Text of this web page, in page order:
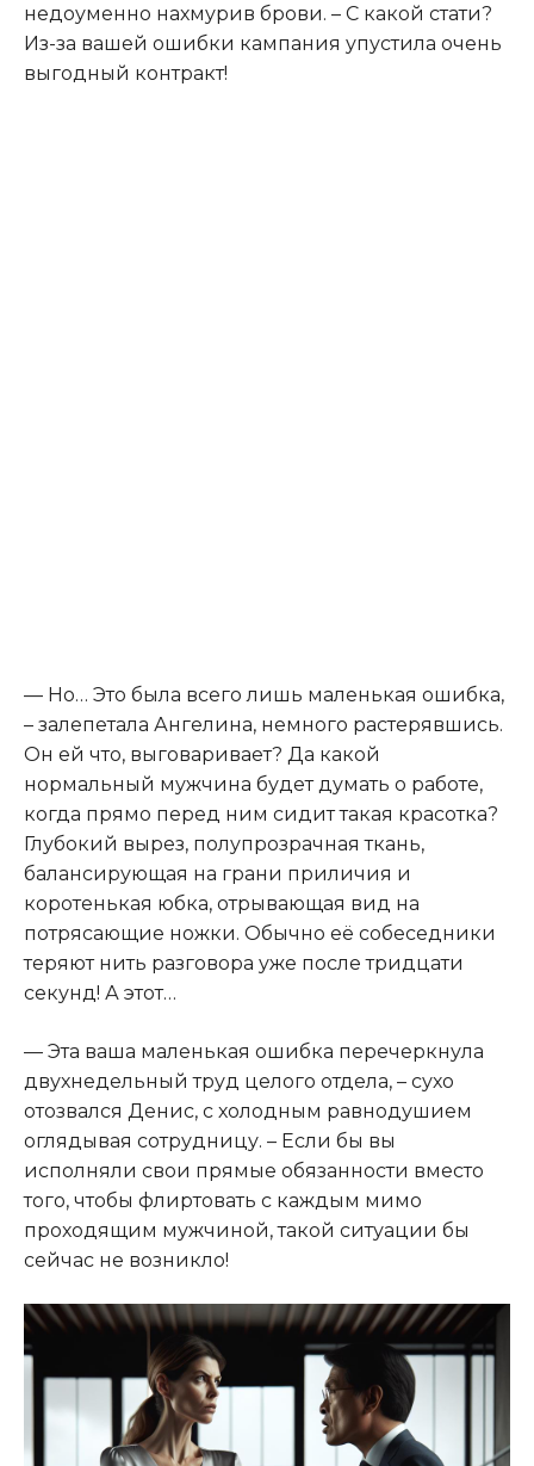
недоуменно нахмурив брови. – С какой стати?
Из-за вашей ошибки кампания упустила очень
выгодный контракт!
— Но… Это была всего лишь маленькая ошибка,
– залепетала Ангелина, немного растерявшись.
Он ей что, выговаривает? Да какой
нормальный мужчина будет думать о работе,
когда прямо перед ним сидит такая красотка?
Глубокий вырез, полупрозрачная ткань,
балансирующая на грани приличия и
коротенькая юбка, отрывающая вид на
потрясающие ножки. Обычно её собеседники
теряют нить разговора уже после тридцати
секунд! А этот…
— Эта ваша маленькая ошибка перечеркнула
двухнедельный труд целого отдела, – сухо
отозвался Денис, с холодным равнодушием
оглядывая сотрудницу. – Если бы вы
исполняли свои прямые обязанности вместо
того, чтобы флиртовать с каждым мимо
проходящим мужчиной, такой ситуации бы
сейчас не возникло!